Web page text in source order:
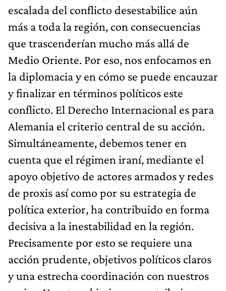
escalada del conflicto desestabilice aún
más a toda la región, con consecuencias
que trascenderían mucho más allá de
Medio Oriente. Por eso, nos enfocamos en
la diplomacia y en cómo se puede encauzar
y finalizar en términos políticos este
conflicto. El Derecho Internacional es para
Alemania el criterio central de su acción.
Simultáneamente, debemos tener en
cuenta que el régimen iraní, mediante el
apoyo objetivo de actores armados y redes
de proxis así como por su estrategia de
política exterior, ha contribuido en forma
decisiva a la inestabilidad en la región.
Precisamente por esto se requiere una
acción prudente, objetivos políticos claros
y una estrecha coordinación con nuestros